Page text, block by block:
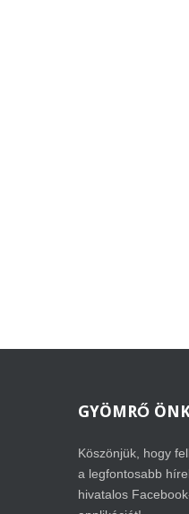
GYÖMRŐ
Köszönjük, hogy
a legfontosabb
hivatalos